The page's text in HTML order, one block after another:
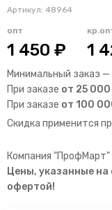
Артикул: 48964
опт
1 450 ₽ 1
Минимальный заказ —
При заказе от 25
При заказе от 100
Скидка применится
Компания "ПрофМарт"
Цены, указанные на
офертой!